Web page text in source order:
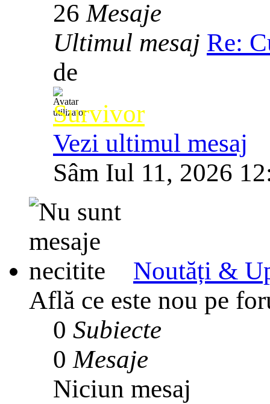
26Mesaje
Ultimul mesaj Re:
de
Survivor
Vezi ultimul mesaj
Sâm Iul 11, 2026
Noutăți &
Află ce este nou pe
0 Subiecte
0Mesaje
Niciun mesaj